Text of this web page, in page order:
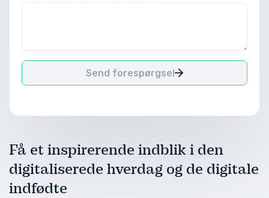
Send forespørgsel
Få et inspirerende indblik i den
digitaliserede hverdag og de digitale
indfødte